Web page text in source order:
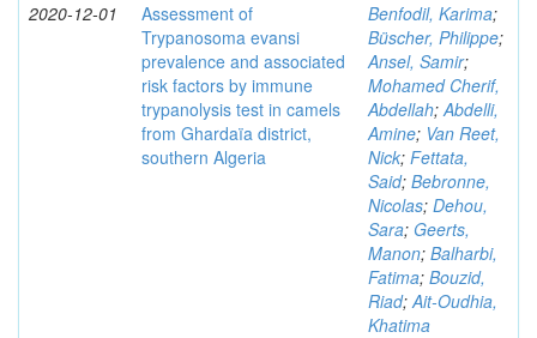
2020-12-01
Assessment of
Trypanosoma evansi
prevalence and associated
risk factors by immune
trypanolysis test in camels
from Ghardaïa district,
southern Algeria
Benfodil, Karima;
Büscher, Philippe;
Ansel, Samir;
Mohamed Cherif,
Abdellah;Abdelli,
Amine; Van Reet,
Nick; Fettata,
Said; Bebronne,
Nicolas; Dehou,
Sara; Geerts,
Manon; Balharbi,
Fatima; Bouzid,
Riad;Ait-Oudhia,
Khatima